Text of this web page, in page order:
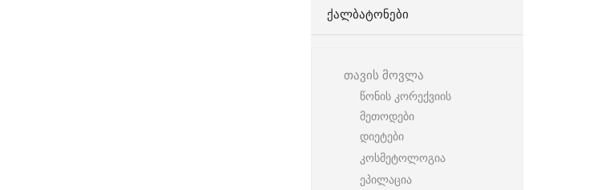
ᲥᲐᲚᲑᲐᲢᲝᲜᲔᲑᲘ
თავის მოვლა
წონის კორექვიის
მეთოდები
დიეტები
კოსმეტოლოგია
ეპილაცია